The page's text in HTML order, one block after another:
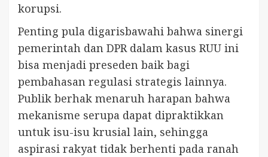
korupsi.
Penting pula digarisbawahi bahwa sinergi
pemerintah dan DPR dalam kasus RUU ini
bisa menjadi preseden baik bagi
pembahasan regulasi strategis lainnya.
Publik berhak menaruh harapan bahwa
mekanisme serupa dapat dipraktikkan
untuk isu-isu krusial lain, sehingga
aspirasi rakyat tidak berhenti pada ranah